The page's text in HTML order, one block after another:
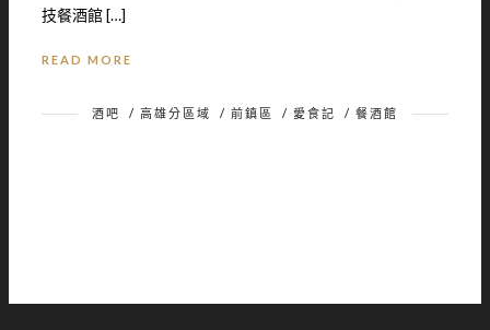
技餐酒館 […]
READ MORE
酒吧 / 高雄分區域 / 前鎮區 / 愛食記 / 餐酒館